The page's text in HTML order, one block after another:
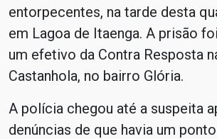
entorpecentes, na tarde desta
em Lagoa de Itaenga. A prisão
um efetivo da Contra Resposta
Castanhola, no bairro Glória.
A polícia chegou até a suspeita
denúncias de que havia um